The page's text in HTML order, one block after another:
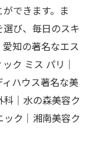
できます。ま
び、毎日のスキ
知の著名なエス
ク ミス パリ｜
ハウス著名な美
｜水の森美容ク
ク｜湘南美容ク